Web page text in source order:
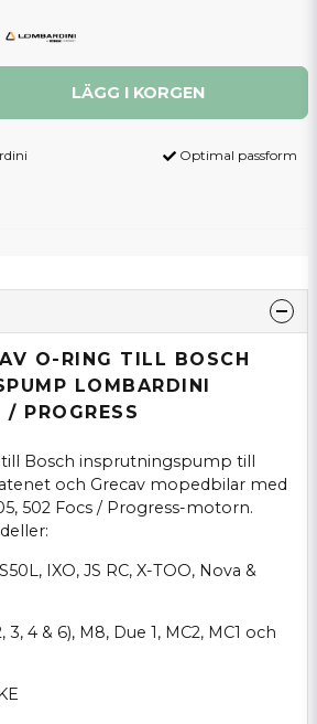
LÄGG I KORGEN
Optimal passform
O-RING TILL BOSCH
LOMBARDINI
PROGRESS
Bosch insprutningspump till
och Grecav mopedbilar med
502 Focs / Progress-motorn.
IXO, JS RC, X-TOO, Nova &
3, 4 & 6), M8, Due 1, MC2, MC1 och